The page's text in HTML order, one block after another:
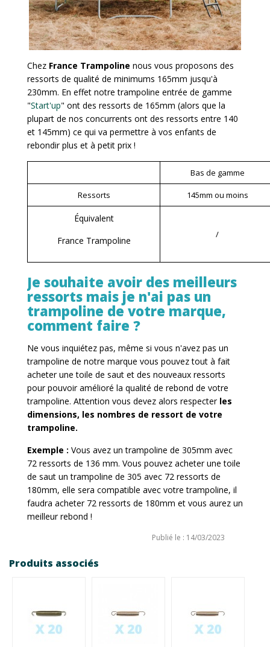
Chez France Trampoline nous vous proposons des
ressorts de qualité de minimums 165mm jusqu'à
230mm. En effet notre trampoline entrée de gamme
"Start'up" ont des ressorts de 165mm (alors que la
plupart de nos concurrents ont des ressorts entre 140
et 145mm) ce qui va permettre à vos enfants de
rebondir plus et à petit prix !
Bas de gamme
Ressorts 145mm ou moins
Équivalent
France Trampoline
/
Je souhaite avoir des meilleurs
ressorts mais je n'ai pas un
trampoline de votre marque,
comment faire ?
Ne vous inquiétez pas, même si vous n'avez pas un
trampoline de notre marque vous pouvez tout à fait
acheter une toile de saut et des nouveaux ressorts
pour pouvoir amélioré la qualité de rebond de votre
trampoline. Attention vous devez alors respecter les
dimensions, les nombres de ressort de votre
trampoline.
Exemple : Vous avez un trampoline de 305mm avec
72 ressorts de 136 mm. Vous pouvez acheter une toile
de saut un trampoline de 305 avec 72 ressorts de
180mm, elle sera compatible avec votre trampoline, il
faudra acheter 72 ressorts de 180mm et vous aurez un
meilleur rebond !
Publié le : 14/03/2023
Produits associés